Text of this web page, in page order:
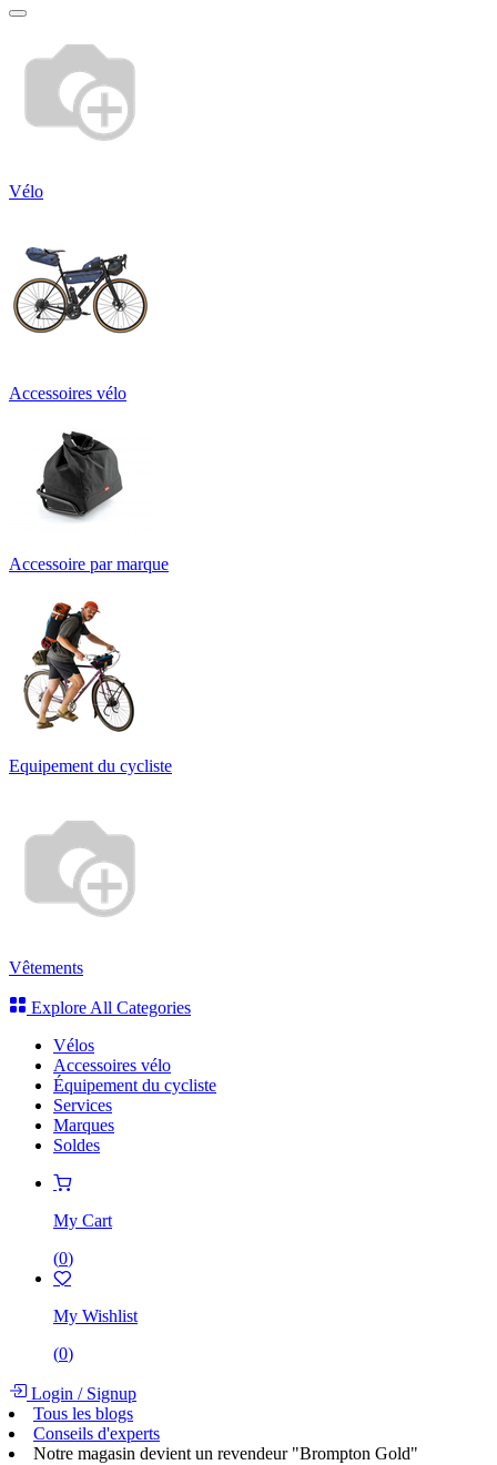
Vélo
Accessoires vélo
Accessoire par marque
Equipement du cycliste
Vêtements
Explore All Categories
Vélos
Accessoires vélo
Équipement du cycliste
Services
Marques
Soldes
My Cart
(0)
My Wishlist
(0)
Login /Signup
Tous les blogs
Conseils d'experts
Notre magasin devient un revendeur "Brompton Gold"